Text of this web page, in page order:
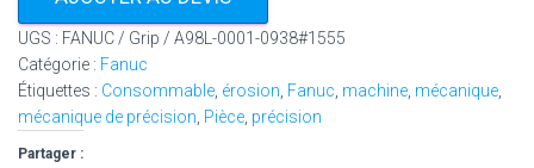
UGS : FANUC / Grip / A98L-0001-0938#1555
Catégorie : Fanuc
Étiquettes : Consommable érosion Fanuc machine mécanique
mécanique de précision Pièce précision
Partager :